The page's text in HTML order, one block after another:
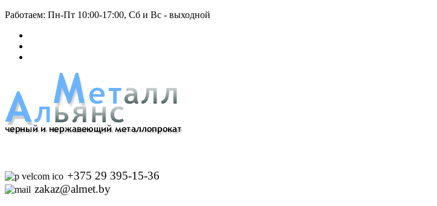
Работаем: Пн-Пт 10:00-17:00, Сб и Вс - выходной
+375 29 395-15-36
zakaz@almet.by